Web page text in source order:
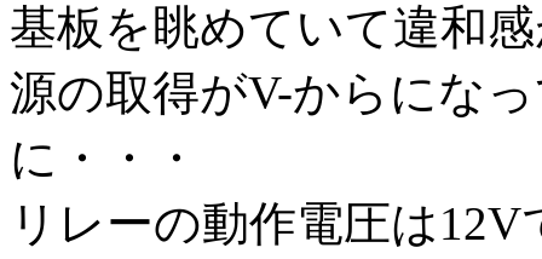
基板を眺めていて違和
源の取得がV-からにな
に・・・
リレーの動作電圧は